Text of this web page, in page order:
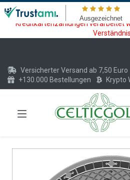
Wartungsarbeiten am Kreditkarten
Zeit vom 20.07. - 09.08.2026
Kreditkartenzahlungen verarbeitet
Verständnis
Versicherter Versand ab 7,50 Euro
+130.000 Bestellungen
Krypto